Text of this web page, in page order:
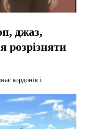
джаз,
розрізняти
кордонів і